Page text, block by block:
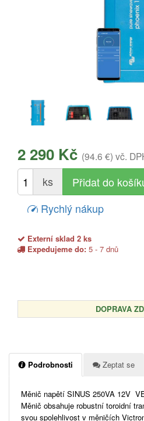
2 290 Kč (94.6 €) vč.
ks
Rychlý nákup
Externí sklad 2 ks
Expedujeme do: 5 - 7 dnů
DOPRAVA
Podrobnosti Zeptat se
Měnič napětí SINUS 250VA 12V
Měnič obsahuje robustní toroidní
svou spolehlivost v měničích